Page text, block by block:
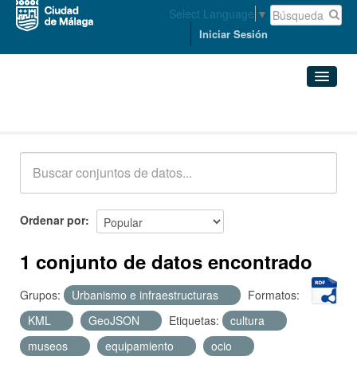
Select Language ▼
Iniciar Sesión
Acerca de
Ordenar por
1 conjunto de datos encontrado
Grupos: Urbanismo e infraestructuras
Formatos:
KML
GeoJSON Etiquetas:
cultura
museos
equipamiento ocio